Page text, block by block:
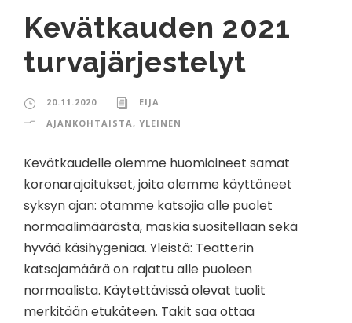
Kevätkauden 2021
turvajärjestelyt
20.11.2020
EIJA
AJANKOHTAISTA, YLEINEN
Kevätkaudelle olemme huomioineet samat
koronarajoitukset, joita olemme käyttäneet
syksyn ajan: otamme katsojia alle puolet
normaalimäärästä, maskia suositellaan sekä
hyvää käsihygeniaa. Yleistä: Teatterin
katsojamäärä on rajattu alle puoleen
normaalista. Käytettävissä olevat tuolit
merkitään etukäteen. Takit saa ottaa